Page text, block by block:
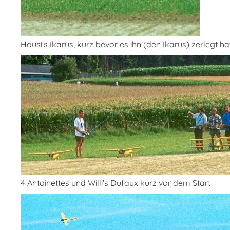
Housi's Ikarus, kurz bevor es ihn (den Ikarus) zerlegt
4 Antoinettes und Willi's Dufaux kurz vor dem Start